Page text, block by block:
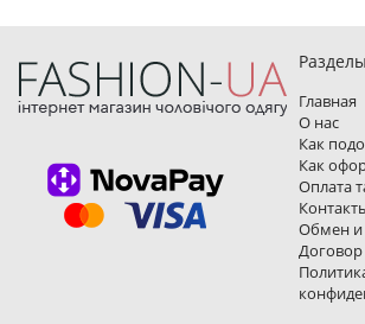
Разделы
Главная
О нас
Как
Как
Оплата
Обмен и